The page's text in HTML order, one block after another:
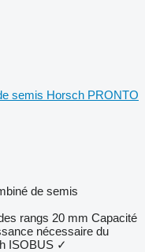
semis Horsch PRONTO
de semis
rangs 20 mm Capacité
nécessaire du
ISOBUS ✓